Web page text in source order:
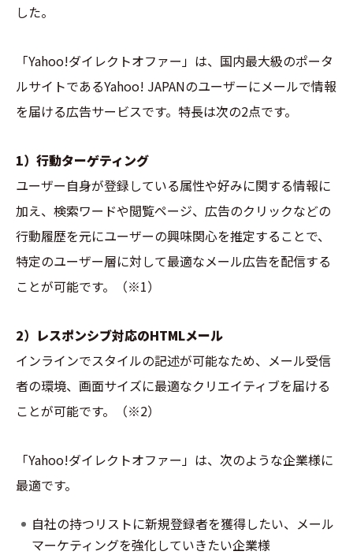
した。
「Yahoo!ダイレクトオファー」は、国内最大級のポータ
ルサイトであるYahoo! JAPANのユーザーにメールで情報
を届ける広告サービスです。特長は次の2点です。
1）行動ターゲティング
ユーザー自身が登録している属性や好みに関する情報に
加え、検索ワードや閲覧ページ、広告のクリックなどの
行動履歴を元にユーザーの興味関心を推定することで、
特定のユーザー層に対して最適なメール広告を配信する
ことが可能です。
（※1）
2）レスポンシブ対応のHTMLメール
インラインでスタイルの記述が可能なため、メール受信
者の環境、画面サイズに最適なクリエイティブを届ける
ことが可能です。
（※2）
「Yahoo!ダイレクトオファー」は、次のような企業様に
最適です。
自社の持つリストに新規登録者を獲得したい、メール
マーケティングを強化していきたい企業様